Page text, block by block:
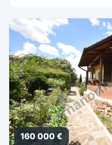
160 000 €